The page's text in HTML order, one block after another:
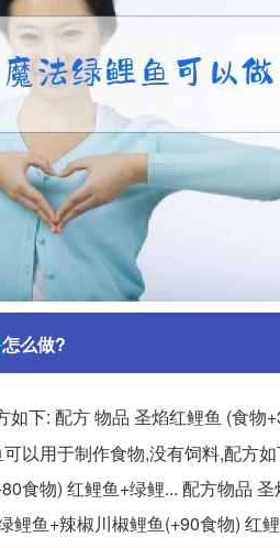
怎么做?
下: 配方 物品 圣焰红鲤鱼 (食物
以用于制作食物,没有饲料,配方
食物) 红鲤鱼+绿鲤... 配方物品
鱼+辣椒川椒鲤鱼(+90食物) 红